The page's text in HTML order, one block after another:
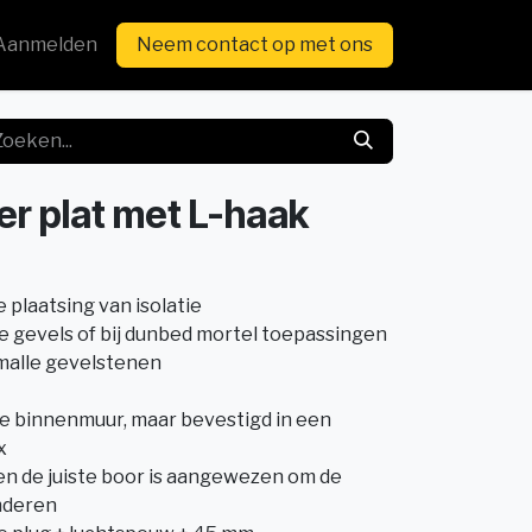
Neem contact op met ons
plat met L-haak
plaatsing van isolatie
gevels of bij dunbed mortel toepassingen
gevelstenen
binnenmuur, maar bevestigd in een
de juiste boor is aangewezen om de